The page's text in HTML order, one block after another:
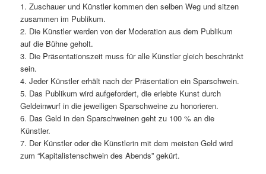
1. Zuschauer und Künstler kommen den selben Weg und sitzen
zusammen im Publikum.
2. Die Künstler werden von der Moderation aus dem Publikum
auf die Bühne geholt.
3. Die Präsentationszeit muss für alle Künstler gleich beschränkt
sein.
4. Jeder Künstler erhält nach der Präsentation ein Sparschwein.
5. Das Publikum wird aufgefordert, die erlebte Kunst durch
Geldeinwurf in die jeweiligen Sparschweine zu honorieren.
6. Das Geld in den Sparschweinen geht zu 100 % an die
Künstler.
7. Der Künstler oder die Künstlerin mit dem meisten Geld wird
zum “Kapitalistenschwein des Abends” gekürt.